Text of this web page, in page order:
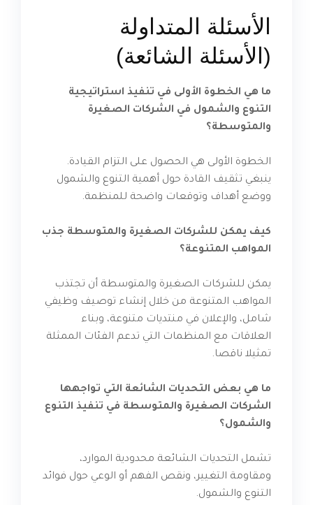
الأسئلة المتداولة
(الأسئلة الشائعة)
ما هي الخطوة الأولى في تنفيذ استراتيجية
التنوع والشمول في الشركات الصغيرة
والمتوسطة؟
الخطوة الأولى هي الحصول على التزام القيادة.
ينبغي تثقيف القادة حول أهمية التنوع والشمول
ووضع أهداف وتوقعات واضحة للمنظمة.
كيف يمكن للشركات الصغيرة والمتوسطة جذب
المواهب المتنوعة؟
يمكن للشركات الصغيرة والمتوسطة أن تجتذب
المواهب المتنوعة من خلال إنشاء توصيف وظيفي
شامل، والإعلان في منتديات متنوعة، وبناء
العلاقات مع المنظمات التي تدعم الفئات الممثلة
تمثيلا ناقصا.
ما هي بعض التحديات الشائعة التي تواجهها
الشركات الصغيرة والمتوسطة في تنفيذ التنوع
والشمول؟
تشمل التحديات الشائعة محدودية الموارد،
ومقاومة التغيير، ونقص الفهم أو الوعي حول فوائد
التنوع والشمول.